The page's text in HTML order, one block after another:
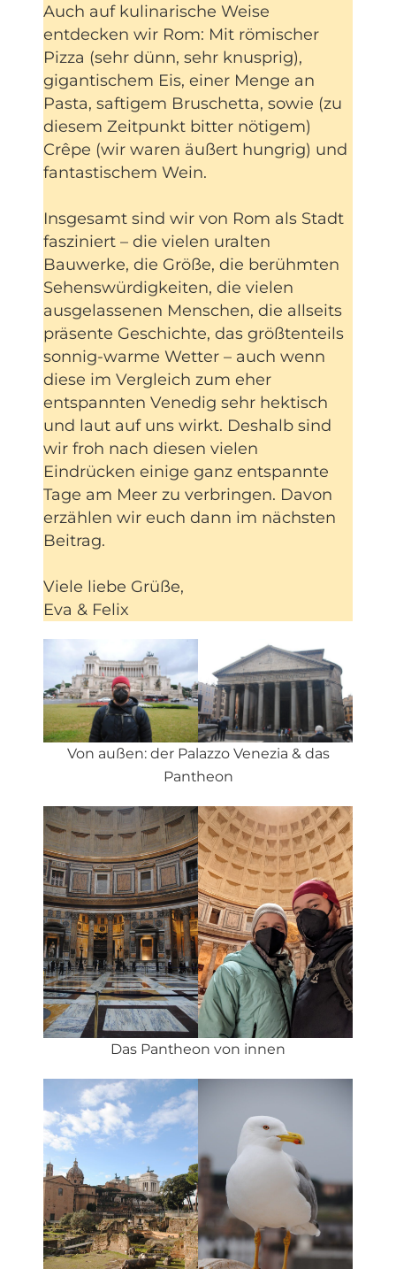
Auch auf kulinarische Weise
entdecken wir Rom: Mit römischer
Pizza (sehr dünn, sehr knusprig),
gigantischem Eis, einer Menge an
Pasta, saftigem Bruschetta, sowie (zu
diesem Zeitpunkt bitter nötigem)
Crêpe (wir waren äußert hungrig) und
fantastischem Wein.
Insgesamt sind wir von Rom als Stadt
fasziniert – die vielen uralten
Bauwerke, die Größe, die berühmten
Sehenswürdigkeiten, die vielen
ausgelassenen Menschen, die allseits
präsente Geschichte, das größtenteils
sonnig-warme Wetter – auch wenn
diese im Vergleich zum eher
entspannten Venedig sehr hektisch
und laut auf uns wirkt. Deshalb sind
wir froh nach diesen vielen
Eindrücken einige ganz entspannte
Tage am Meer zu verbringen. Davon
erzählen wir euch dann im nächsten
Beitrag.
Viele liebe Grüße,
Eva & Felix
Von außen: der Palazzo Venezia & das
Pantheon
Das Pantheon von innen